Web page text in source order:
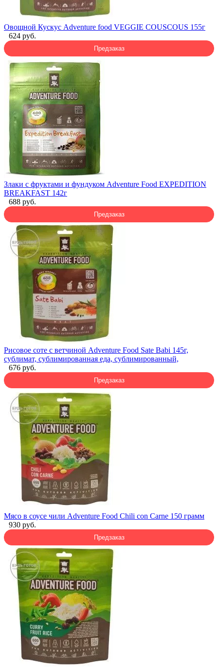
Овощной Кускус Adventure food VEGGIE COUSCOUS 155г
624 руб.
Предзаказ
Злаки с фруктами и фундуком Adventure Food EXPEDITION
BREAKFAST 142г
688 руб.
Предзаказ
Рисовое соте с ветчиной Adventure Food Sate Babi 145г,
сублимат, сублимированная еда, сублимированный,
676 руб.
Предзаказ
Мясо в соусе чили Adventure Food Chili con Carne 150 грамм
930 руб.
Предзаказ